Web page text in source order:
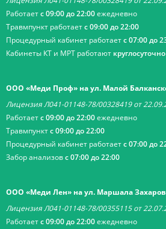
Работаетс 09:00 до 22:00ежедневно
Травмпункт работаетс 09:00 до 22:00
Процедурный кабинет работаетс 07:00 до
Кабинеты КТ и МРТ работают круглосуточно
ООО «Меди Проф» на ул. Малой
Лицензия Л041-01148-78/00328419 от
Работаетс 09:00 до 22:00ежедневно
Травмпунктс 09:00 до 22:00
Процедурный кабинет работаетс 07:00 до
Забор анализовс 07:00 до 22:00
ООО «Меди Лен» на ул. Маршала
Лицензия Л041-01148-78/00355115 от
Работаетс 09:00 до 22:00ежедневно